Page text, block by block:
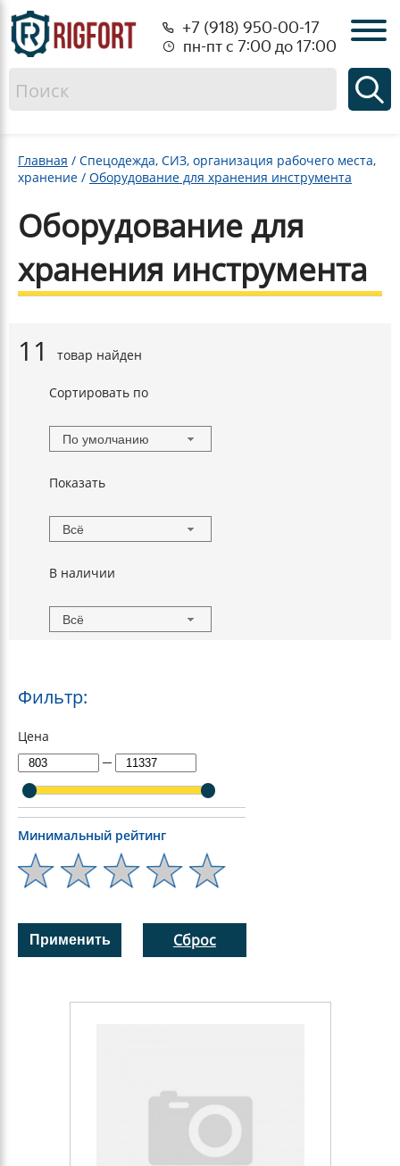
+7 (918) 950-00-17
пн-пт с 7:00 до 17:00
Главная / Спецодежда, СИЗ, организация рабочего места,
хранение / Оборудование для хранения инструмента
Оборудование для
хранения инструмента
11 товар найден
Сортировать по
По умолчанию
Показать
Всё
В наличии
Всё
Фильтр:
Цена
─
Минимальный рейтинг
Сброс